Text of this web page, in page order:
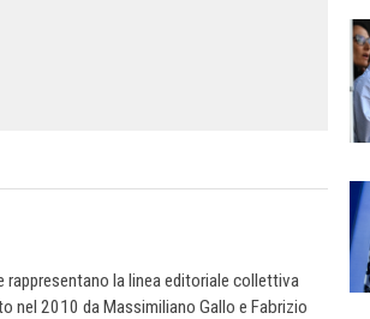
la linea editoriale collettiva
nel 2010 da Massimiliano Gallo e Fabrizio